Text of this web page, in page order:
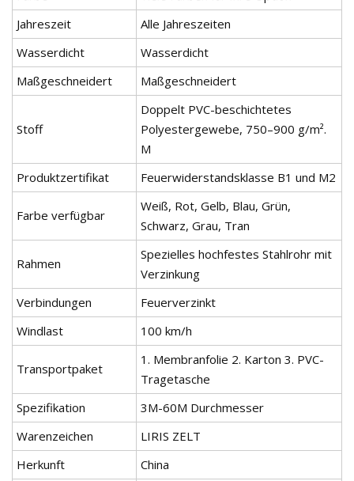
Jahreszeit
Alle Jahreszeiten
Wasserdicht
Wasserdicht
Maßgeschneidert
Maßgeschneidert
Stoff
Doppelt PVC-beschichtetes
Polyestergewebe, 750–900 g/m².
M
Produktzertifikat
Feuerwiderstandsklasse B1 und M2
Farbe verfügbar
Weiß, Rot, Gelb, Blau, Grün,
Schwarz, Grau, Tran
Rahmen
Spezielles hochfestes Stahlrohr mit
Verzinkung
Verbindungen
Feuerverzinkt
Windlast
100 km/h
Transportpaket
1. Membranfolie 2. Karton 3. PVC-
Tragetasche
Spezifikation
3M-60M Durchmesser
Warenzeichen
LIRIS ZELT
Herkunft
China